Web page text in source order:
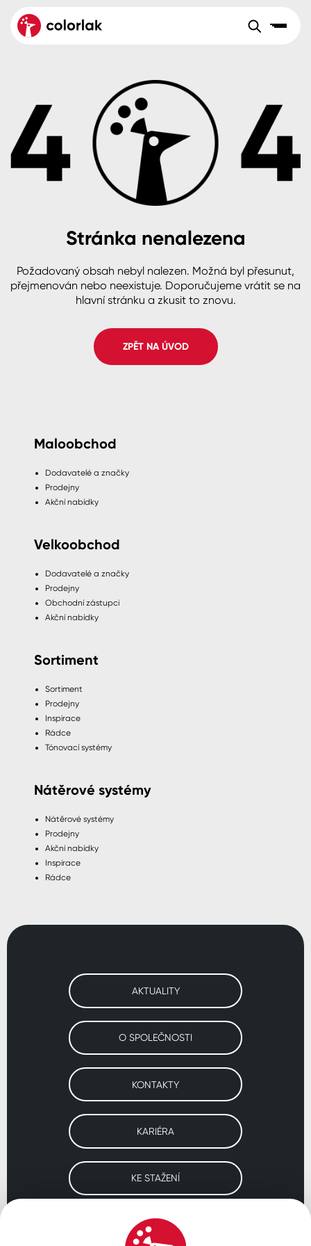
Velkoobchod Sortiment
Aktuality
Reference
O společnosti
B2B +420 800 145 555Po – Pá: 8:00–15:00
Česko
Slovensko Polsko Worldwide
Dřevo
Beton, asfalt, minerální podklady
Plast, sklo, keramika
Stěny
Fasády
Spreje
Colorlak Dekor
Colorlak Profi
Colorlak Pta
Stránka nenalezena
Požadovaný obsah nebyl nalezen. Možná byl přesunut,
přejmenován nebo neexistuje. Doporučujeme vrátit se na
hlavní stránku a zkusit to znovu.
ZPĚT NA ÚVOD
Maloobchod
Dodavatelé a značky
Prodejny
Akční nabídky
Velkoobchod
Dodavatelé a značky
Prodejny
Obchodní zástupci
Akční nabídky
Sortiment
Sortiment
Prodejny
Inspirace
Rádce
Tónovací systémy
Nátěrové systémy
Nátěrové systémy
Prodejny
Akční nabídky
Inspirace
Rádce
AKTUALITY
O SPOLEČNOSTI
KONTAKTY
KARIÉRA
KE STAŽENÍ
Navštivte naše pobočky